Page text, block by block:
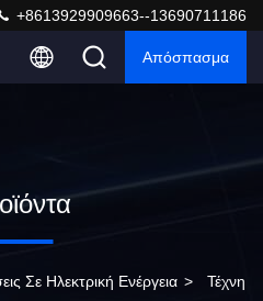
+8613929909663--13690711186
Απόσπασμα
Σε Ηλεκτρική Ενέργεια > Τέχνη